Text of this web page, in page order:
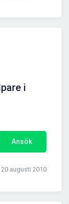
i
Ansök
20 augusti 2010